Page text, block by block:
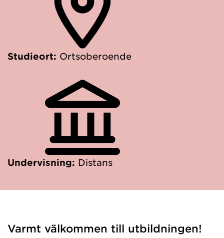
Studieort: Ortsoberoende
Undervisning: Distans
Varmt välkommen till utbildningen!